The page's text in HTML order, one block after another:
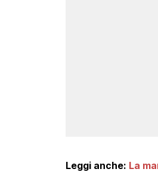
Leggi anche: La